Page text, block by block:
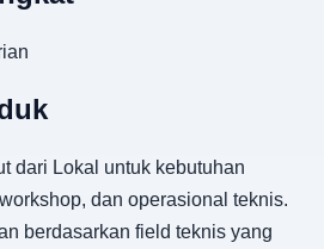
dari Lokal untuk kebutuhan
dan operasional teknis.
berdasarkan field teknis yang